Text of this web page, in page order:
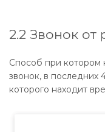
2.2 Звонок от
Способ при котором
звонок, в последних
которого находит